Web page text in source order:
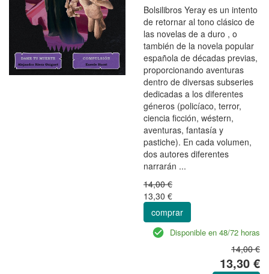
Bolsilibros Yeray es un intento
de retornar al tono clásico de
las novelas de a duro , o
también de la novela popular
española de décadas previas,
proporcionando aventuras
dentro de diversas subseries
dedicadas a los diferentes
géneros (policíaco, terror,
ciencia ficción, wéstern,
aventuras, fantasía y
pastiche). En cada volumen,
dos autores diferentes
narrarán ...
14,00 €
13,30 €
comprar
Disponible en 48/72 horas
14,00 €
13,30 €